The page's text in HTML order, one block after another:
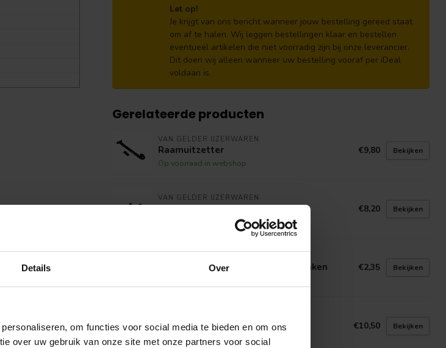
Details Over
om functies voor social media te bieden en om ons
over uw gebruik van onze site met onze partners voor social
Let op!
Je krijgt van ons bericht wanneer jouw bestelling gereed staat
om af te halen. Wij leggen bestellingen klaar en bestellen
eventueel artikelen die niet voorradig zijn bij onze leverancier.
Dit doen wij alleen wanneer uw bestelling vooraf per iDeal
voldaan is.
Gerelateerde producten
VAN GELDER IJZERWAREN
Raamuitzetter
Op voorraad in webshop
€9,80 Bekijken
VAN GELDER IJZERWAREN
Sluiting rustiek
Op voorraad in webshop
€8,20 Bekijken
AXA scharnier ongelagerd geklonken €2,35 Bekijken
Axa Raamsluiting FS2
Op voorraad in webshop
€10,50 Bekijken